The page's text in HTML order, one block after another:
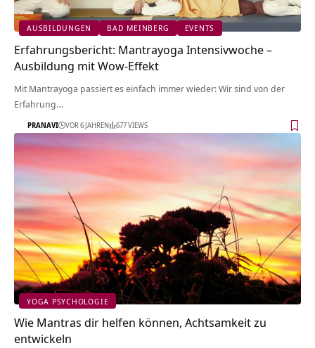
AUSBILDUNGEN BAD MEINBERG EVENTS
Erfahrungsbericht: Mantrayoga Intensivwoche –
Ausbildung mit Wow-Effekt
Mit Mantrayoga passiert es einfach immer wieder: Wir sind von der
Erfahrung…
PRANAVI VOR 6 JAHREN 677 VIEWS
YOGA PSYCHOLOGIE
Wie Mantras dir helfen können, Achtsamkeit zu
entwickeln